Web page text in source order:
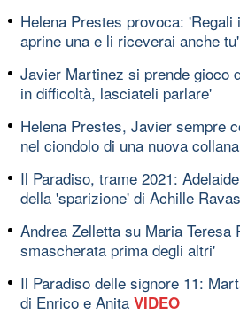
Helena Prestes provoca:
aprine una e li riceverai anche tu'
Javier Martinez si prende gioco
in difficoltà, lasciateli parlare'
Helena Prestes, Javier sempre
nel ciondolo di una nuova collana
Il Paradiso, trame 2021:
della 'sparizione' di Achille
Andrea Zelletta su Maria Teresa
smascherata prima degli altri'
Il Paradiso delle signore 11:
di Enrico e Anita VIDEO